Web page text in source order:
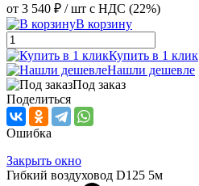
от 3 540 ₽ / шт с НДС (22%)
В корзину
Купить в 1 клик
Нашли дешевле
Под заказ
Поделиться
Ошибка
Закрыть окно
Гибкий воздуховод D125 5м